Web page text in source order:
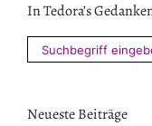
In Tedora’s
Suchen
nach:
Neueste Beiträge